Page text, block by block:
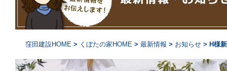
窪田建設HOME > くぼたの家HOME > 最新情報 > お知らせ > H様